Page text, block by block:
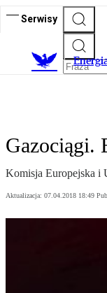
Serwisy
E
Gazociągi.
Komisja Europejska i
Aktualizacja: 07.04.2018 18:49